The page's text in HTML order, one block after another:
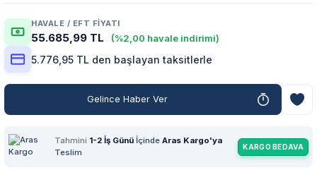
HAVALE / EFT FIYATI
55.685,99 TL (%2,00 havale indirimi)
5.776,95 TL den başlayan taksitlerle
Gelince Haber Ver
Tahmini 1-2 İş Günü İçinde Aras Kargo'ya
Teslim
KARGO BEDAVA